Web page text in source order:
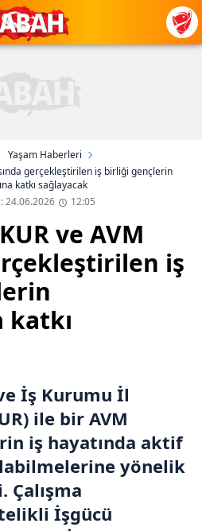
Yaşam Haberleri
gerçekleştirilen iş birliği gençlerin
katkı sağlayacak
24.06.2026
12:05
ve AVM
iş
katkı
İş Kurumu İl
ile bir AVM
iş hayatında aktif
yönelik
İşgücü